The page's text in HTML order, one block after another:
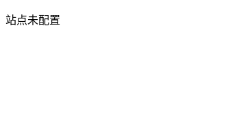
站点未配置